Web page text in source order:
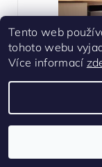
Zásuvka
kg - barva
Skladem u
Tento web
tohoto webu
Více informací